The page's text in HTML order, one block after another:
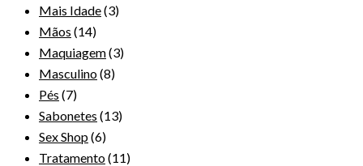
Mais Idade(3)
Mãos (14)
Maquiagem(3)
Masculino(8)
Pés (7)
Sabonetes (13)
Sex Shop(6)
Tratamento(11)